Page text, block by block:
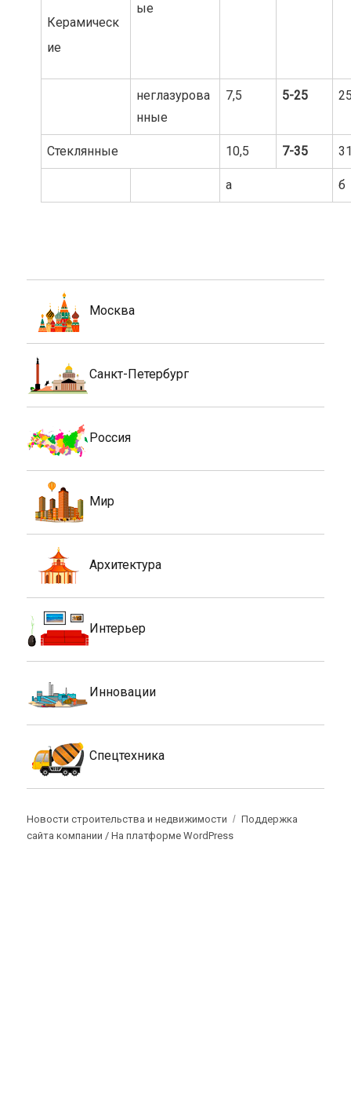
Керамическ
ие
ые
неглазурова
нные
7,5 5-25
Стеклянные 10,5 7-35
а б
Москва
Санкт-Петербург
Россия
Мир
Архитектура
Интерьер
Инновации
Спецтехника
Новости строительства и недвижимости
Поддержка
сайта компании /На платформе WordPress